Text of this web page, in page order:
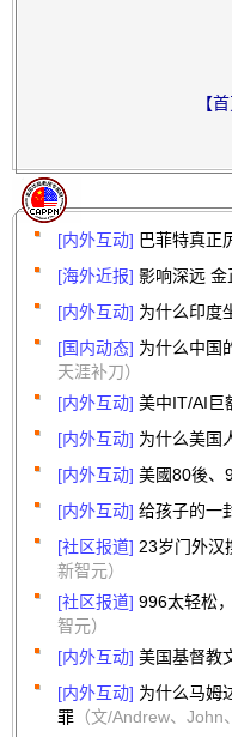
【
[内外互动] 巴菲特真正
[海外近报] 影响深远
[内外互动] 为什么印度
[国内动态] 为什么中国
天涯补刀）
[内外互动] 美中IT/AI巨
[内外互动] 为什么美国
[内外互动] 美國80後、
[内外互动] 给孩子的一
[社区报道] 23岁门外汉
新智元）
[社区报道] 996太轻松
智元）
[内外互动] 美国基督教
[内外互动] 为什么马姆
罪 （文/Andrew、John